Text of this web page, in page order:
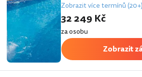
Zobrazit více termínů (20+)
32 249 Kč
za osobu
Zobrazit